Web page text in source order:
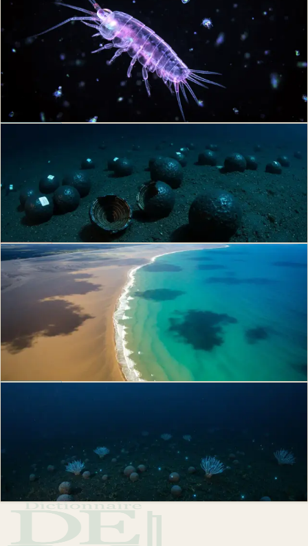
Espèces nouvelles des grands fonds marins
2026
Découverte de 24 amphipodes et une superfamille nouvelle en zone
Clarion-Clipperton. Biodiversité abyssale, Mirabestioidea, et impacts
du mining profond.
Philippe D.
29 mars 2026
Nodules polymétalliques : que sont-ils ?
Nodules polymétalliques : formation, composition en nickel cobalt
manganèse, localisation abyssale, enjeux de l exploitation commerciale
et débat...
Philippe D. · 4 mars 2026 9 min
Pollution
Panache sédimentaire : définition et
impacts
Un panache sédimentaire est un nuage de particules lié au deep-sea
mining. Définition, mécanismes, impacts sur les fonds marins et
évaluation d'impact.
10 min
Le deep-sea mining cible les nodules polymétalliques (cobalt, nickel).
Définition, écosystèmes abyssaux menacés, cadre ISA et controverses
scientifiques.
Philippe D.
·25 févr. 2026·10 min